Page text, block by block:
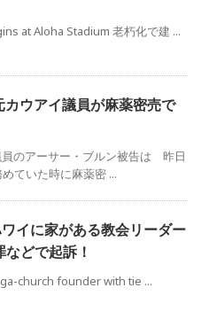
at Aloha Stadium 老朽化で建 ...
カウアイ議員が麻薬密売で
員のアーサー・ブルン被告は 昨日
ていた時に麻薬密 ...
ワイに家がある教会リーダー
どで起訴！
church founder with tie ...